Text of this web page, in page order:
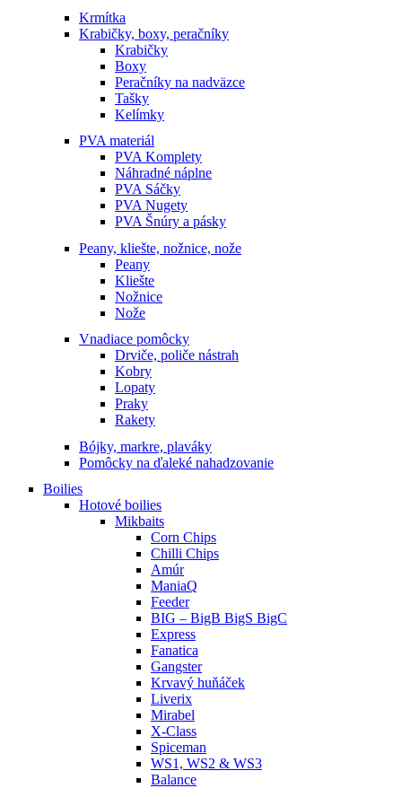
Krmítka
Krabičky, boxy, peračníky
Krabičky
Boxy
Peračníky na nadväzce
Tašky
Kelímky
PVA materiál
PVA Komplety
Náhradné náplne
PVA Sáčky
PVA Nugety
PVA Šnúry a pásky
Peany, kliešte, nožnice, nože
Peany
Kliešte
Nožnice
Nože
Vnadiace pomôcky
Drviče, poliče nástrah
Kobry
Lopaty
Praky
Rakety
Bójky, markre, plaváky
Pomôcky na ďaleké nahadzovanie
Boilies
Hotové boilies
Mikbaits
Corn Chips
Chilli Chips
Amúr
ManiaQ
Feeder
BIG – BigB BigS BigC
Express
Fanatica
Gangster
Krvavý huňáček
Liverix
Mirabel
X-Class
Spiceman
WS1, WS2 & WS3
Balance